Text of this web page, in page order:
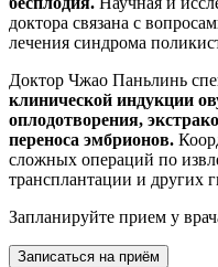
доктора связана с
лечения синдрома
Доктор Чжао Паньлинь
клинической индукции
оплодотворения,
переноса эмбрионов.
сложных операций по
трансплантации и других
Запланируйте прием у
Записаться на приём